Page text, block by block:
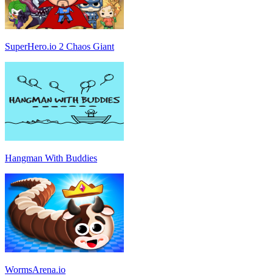
SuperHero.io 2 Chaos Giant
Hangman With Buddies
WormsArena.io